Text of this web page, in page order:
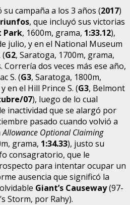
su campaña a los 3 años (2017)
, que incluyó sus victorias
Park, 1600m, grama, 1:33.12),
julio, y en el National Museum
(G2, Saratoga, 1700m, grama,
Correría dos veces más ese año,
S. (G3, Saratoga, 1800m,
en el Hill Prince S. (G3, Belmont
07), luego de lo cual
inactividad que se alargó por
pasado cuando volvió a
Allowance Optional Claiming
grama, 1:34.33), justo su
consagratorio, que le
para intentar ocupar un
ausencia que significó la
Giant’s Causeway(97-
Storm, por Rahy).